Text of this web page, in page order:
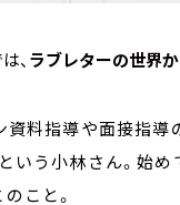
、 ラブレターの世界か
資料指導や面接指
いう小林さん。始め
こと。